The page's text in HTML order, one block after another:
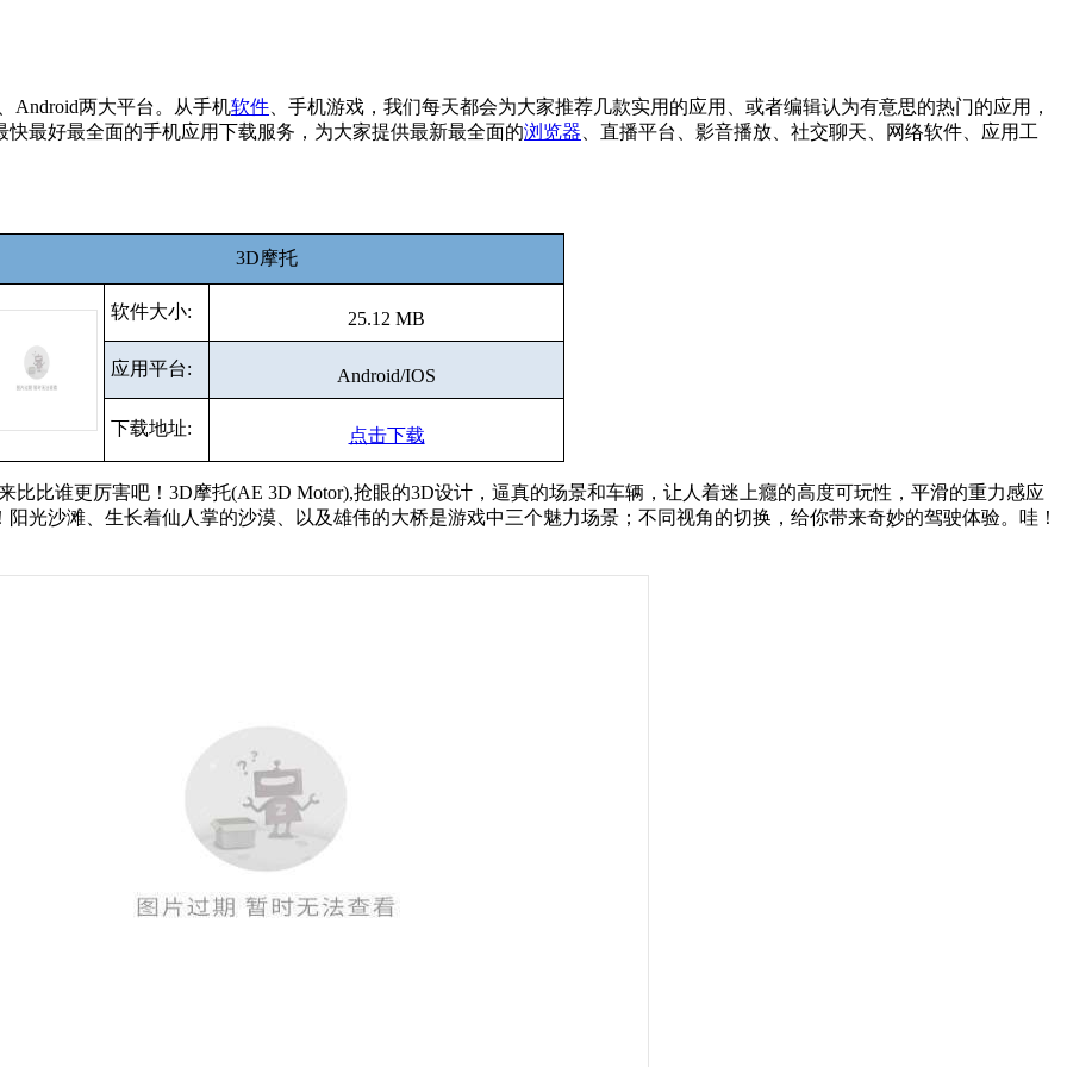
Android两大平台。从手机软件 、手机游戏，我们每天都会为大家推荐几款实用的应用、或者编辑认为有意思的热门的应用，
快最好最全面的手机应用下载服务，为大家提供最新最全面的浏览器 、直播平台、影音播放、社交聊天、网络软件、应用工
3D摩托
软件大小: 25.12 MB
应用平台: Android/IOS
下载地址: 点击下载
比比谁更厉害吧！3D摩托(AE 3D Motor),抢眼的3D设计，逼真的场景和车辆，让人着迷上癮的高度可玩性，平滑的重力感应
光沙滩、生长着仙人掌的沙漠、以及雄伟的大桥是游戏中三个魅力场景；不同视角的切换，给你带来奇妙的驾驶体验。哇！